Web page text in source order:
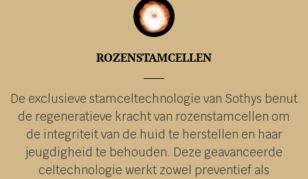
ROZENSTAMCELLEN
De exclusieve stamceltechnologie van Sothys benut
de regeneratieve kracht van rozenstamcellen om
de integriteit van de huid te herstellen en haar
jeugdigheid te behouden. Deze geavanceerde
celtechnologie werkt zowel preventief als